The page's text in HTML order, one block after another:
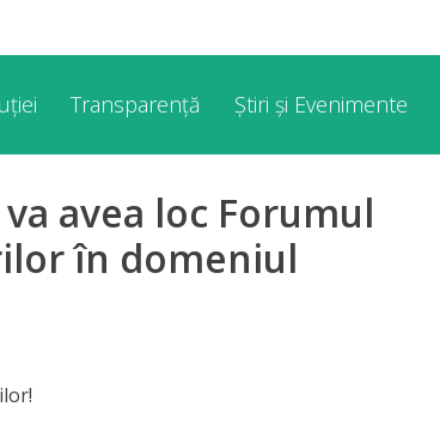
Transparență Știri și Evenimente
avea loc Forumul
în domeniul